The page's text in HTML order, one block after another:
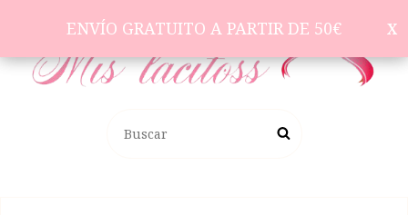
ENVÍO GRATUITO A PARTIR DE 50€
ENVÍO GRATUITO A PARTIR DE 50€